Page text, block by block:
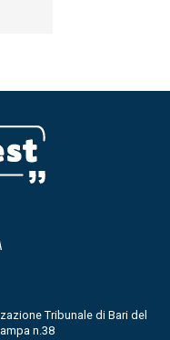
Tribunale di Bari del
n.38